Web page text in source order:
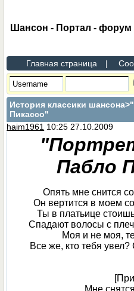
Шансон - Портал - форум
Главная страница |
История классики шансона
Пикассо"
haim1961 10:25 27.10.2009
Пабло
Опять мне снится
Он вертится в моем
Ты в платьице
Спадают волосы с
Моя и не моя,
Все же, кто тебя
Мне